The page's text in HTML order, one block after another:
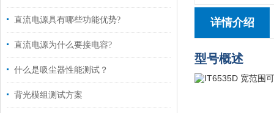
直流电源具有哪些功能优势?
直流电源为什么要接电容?
什么是吸尘器性能测试？
背光模组测试方案
详情介绍
型号概述